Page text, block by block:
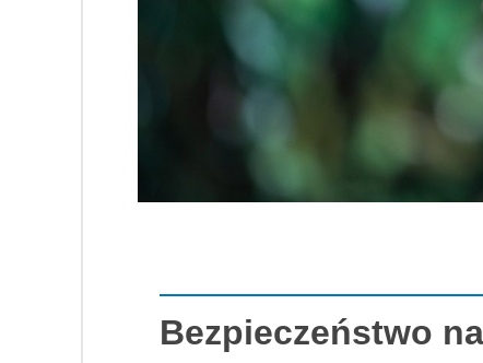
Bezpieczeństwo